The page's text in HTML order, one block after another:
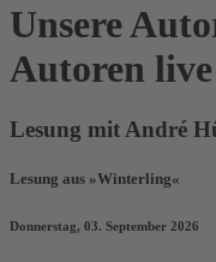
Unsere
Autoren live
Lesung mit André
Lesung aus »Winterling«
Donnerstag, 03. September 2026